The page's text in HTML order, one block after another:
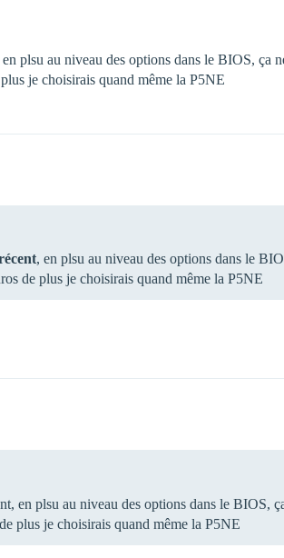
plsu au niveau des options dans le BIOS, ça
je choisirais quand même la P5NE
, en plsu au niveau des options dans le
de plus je choisirais quand même la P5NE
en plsu au niveau des options dans le BIOS,
plus je choisirais quand même la P5NE